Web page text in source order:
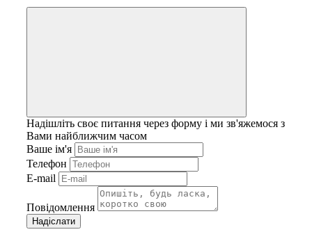
Надішліть своє питання через форму і ми зв'яжемося з
Вами найближчим часом
Ваше ім'я
Телефон
E-mail
Повідомлення